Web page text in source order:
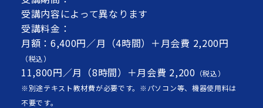
受講内容によって異なります
受講料金：
月額：6,400円／月（4時間）＋月会費 2,200円
（税込）
11,800円／月（8時間）＋月会費 2,200 （税込）
※別途テキスト教材費が必要です。※パソコン等、機器使用料は
不要です。